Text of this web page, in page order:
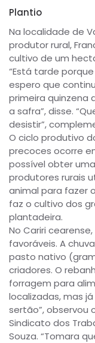
Plantio
Na localidade de
produtor rural,
cultivo de um
“Está tarde
espero que
primeira quinzena
a safra”, disse.
desistir”,
O ciclo produtivo
precoces ocorre
possível obter
produtores rurais
animal para fazer
faz o cultivo dos
plantadeira.
No Cariri
favoráveis. A
pasto nativo
criadores. O
forragem para
localizadas, mas
sertão”, observou
Sindicato dos
Souza. “Tomara